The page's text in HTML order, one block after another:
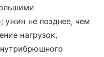
ужин не позднее, чем
нагрузок,